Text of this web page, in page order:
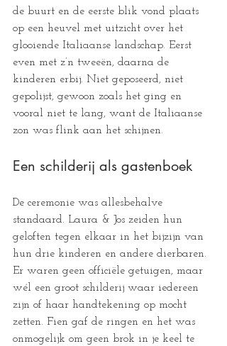
de buurt en de eerste blik vond plaats
op een heuvel met uitzicht over het
glooiende Italiaanse landschap. Eerst
even met z’n tweeën, daarna de
kinderen erbij. Niet geposeerd, niet
gepolijst, gewoon zoals het ging en
vooral niet te lang, want de Italiaanse
zon was flink aan het schijnen.
Een schilderij als gastenboek
De ceremonie was allesbehalve
standaard. Laura & Jos zeiden hun
geloften tegen elkaar in het bijzijn van
hun drie kinderen en andere dierbaren.
Er waren geen officiële getuigen, maar
wél een groot schilderij waar iedereen
zijn of haar handtekening op mocht
zetten. Fien gaf de ringen en het was
onmogelijk om geen brok in je keel te